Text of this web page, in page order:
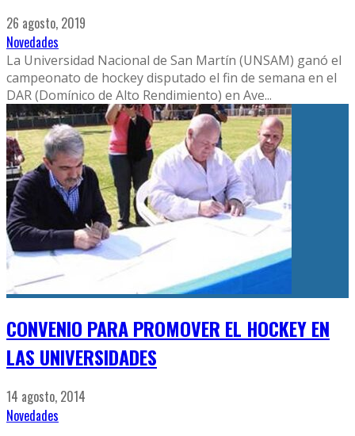
26 agosto, 2019
Novedades
La Universidad Nacional de San Martín (UNSAM) ganó el
campeonato de hockey disputado el fin de semana en el
DAR (Domínico de Alto Rendimiento) en Ave...
CONVENIO PARA PROMOVER EL HOCKEY EN
LAS UNIVERSIDADES
14 agosto, 2014
Novedades